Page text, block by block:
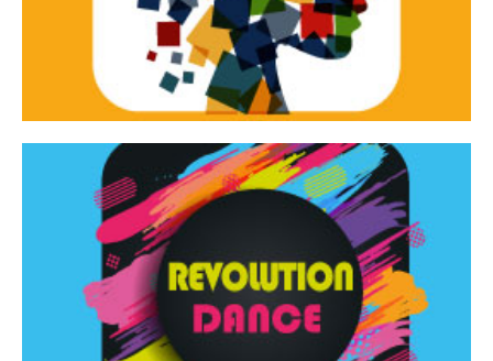
Tracce dinamiche
Revolution Dance
Rassegna di danza contemporanea – I Edizione